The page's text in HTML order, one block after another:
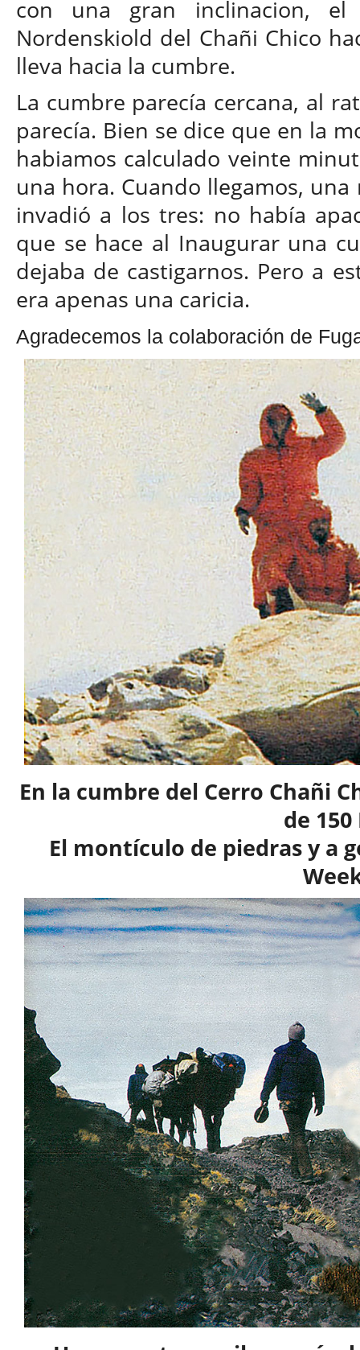
con una gran inclinacion,
Nordenskiold del Chañi Chico
lleva hacia la cumbre.
La cumbre parecía cercana, al
parecía. Bien se dice que en la
habiamos calculado veinte
una hora. Cuando llegamos,
invadió a los tres: no había
que se hace al Inaugurar una
dejaba de castigarnos. Pero a
era apenas una caricia.
Agradecemos la colaboración de
En la cumbre del Cerro Chañi
de
El montículo de piedras y a